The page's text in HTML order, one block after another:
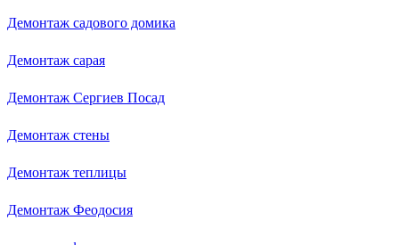
Демонтаж садового домика
Демонтаж сарая
Демонтаж Сергиев Посад
Демонтаж стены
Демонтаж теплицы
Демонтаж Феодосия